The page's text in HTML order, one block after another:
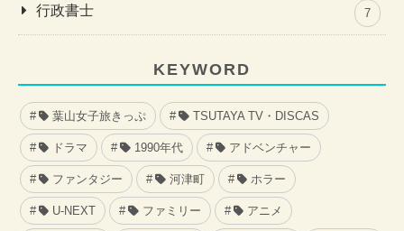
行政書士 7
KEYWORD
葉山女子旅きっぷ TSUTAYA TV・DISCAS
ドラマ 1990年代 アドベンチャー
ファンタジー 河津町 ホラー
U-NEXT ファミリー アニメ